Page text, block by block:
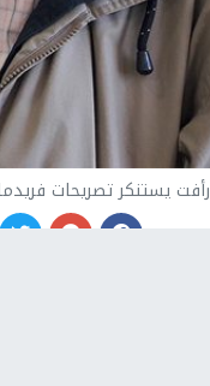
رأفت يستنكر تصريحات